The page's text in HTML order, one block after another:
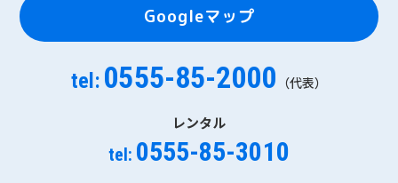
Googleマップ
tel: 0555-85-2000 （代表）
レンタル
tel: 0555-85-3010